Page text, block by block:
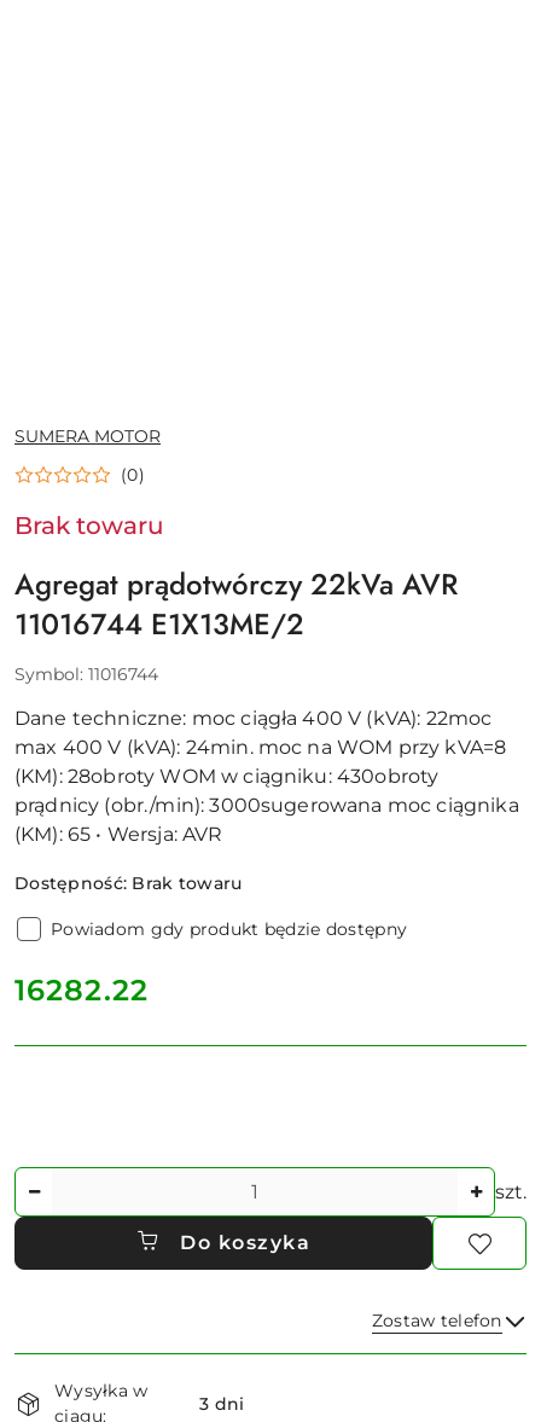
NAZWA
PRODUCENTA:
SUMERA MOTOR
(0)
Brak towaru
Agregat prądotwórczy 22kVa AVR
11016744 E1X13ME/2
Symbol: 11016744
Dane techniczne: moc ciągła 400 V (kVA): 22moc
max 400 V (kVA): 24min. moc na WOM przy kVA=8
(KM): 28obroty WOM w ciągniku: 430obroty
prądnicy (obr./min): 3000sugerowana moc ciągnika
(KM): 65 • Wersja: AVR
Dostępność: Brak towaru
Powiadom gdy produkt będzie dostępny
cena:
16282.22
Ilość szt.
Do koszyka
Zostaw telefon
i
Wysyłka w
ciągu:
3 dni